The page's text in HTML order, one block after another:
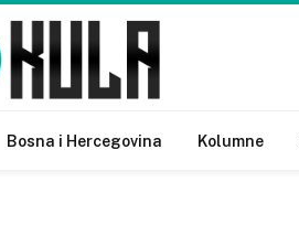
Bosna i Hercegovina Kolumne